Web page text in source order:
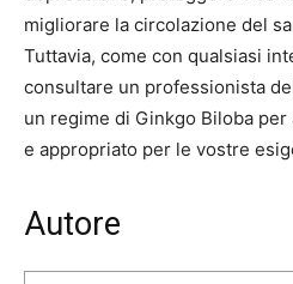
migliorare la circolazione del
Tuttavia, come con qualsiasi
consultare un professionista
un regime di Ginkgo Biloba
e appropriato per le vostre
Autore